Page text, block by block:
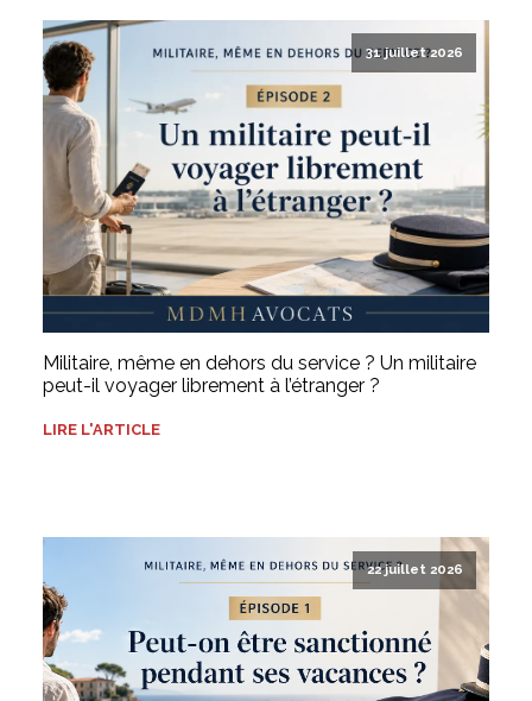
31 juillet 2026
Militaire, même en dehors du service ? Un militaire
peut-il voyager librement à l’étranger ?
LIRE L'ARTICLE
22 juillet 2026